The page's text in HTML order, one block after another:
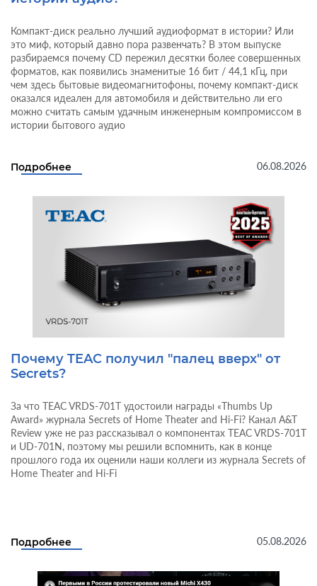
Компакт-диск реально лучший аудиоформат в истории? Или
это миф, который давно пора развенчать? В этом выпуске
разбираемся почему CD пережил десятки более совершенных
форматов, как появились знаменитые 16 бит / 44,1 кГц, при
чем здесь бытовые видеомагнитофоны, почему компакт-диск
оказался идеален для автомобиля и действительно ли его
можно считать самым удачным инженерным компромиссом в
истории бытового аудио
Подробнее 06.08.2026
Почему TEAC получил "палец вверх" от
Secrets?
За что TEAC VRDS-701T удостоили награды «Thumbs Up
Award» журнала Secrets of Home Theater and Hi-Fi? Канал A&T
Review уже не раз рассказывал о компонентах TEAC VRDS-701T
и UD-701N, поэтому мы решили вспомнить, как в конце
прошлого года их оценили наши коллеги из журнала Secrets of
Home Theater and Hi-Fi
Подробнее 05.08.2026